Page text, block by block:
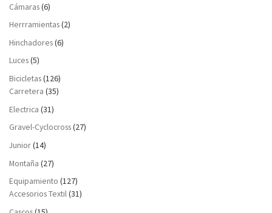
Cámaras(6)
Herrramientas(2)
Hinchadores(6)
Luces(5)
Bicicletas(126)
Carretera (35)
Electrica (31)
Gravel-Cyclocross(27)
Junior(14)
Montaña (27)
Equipamiento (127)
Accesorios Textil(31)